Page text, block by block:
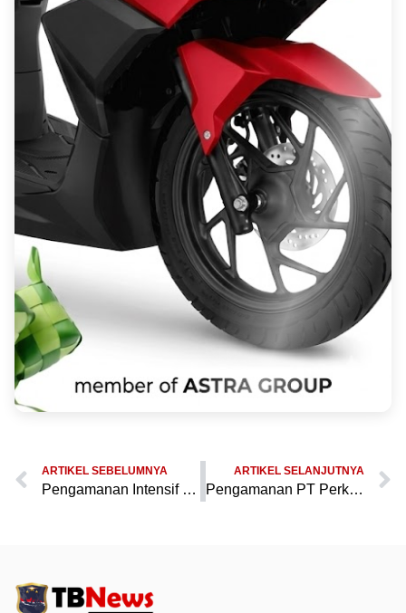
ARTIKEL SEBELUMNYA
Pengamanan Intensif oleh Sat Samapta di PT Perkebunan Nusantara III KSO Sanghiang Damar untuk Cegah Gangguan Kamtibmas
ARTIKEL SELANJUTNYA
Pengamanan PT Perkebunan Nusantara III KSO Sanghiang Damar oleh Sat Samapta Polres Pandeglang untuk Jaga Keamanan